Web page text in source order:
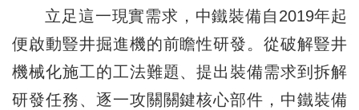
立足這一現實需求，中鐵裝備自2019年起
便啟動豎井掘進機的前瞻性研發。從破解豎井
機械化施工的工法難題、提出裝備需求到拆解
研發任務、逐一攻關關鍵核心部件，中鐵裝備